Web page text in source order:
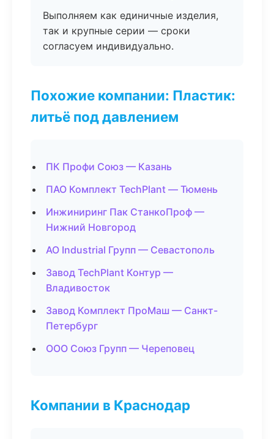
Выполняем как единичные изделия,
так и крупные серии — сроки
согласуем индивидуально.
Похожие компании: Пластик:
литьё под давлением
ПК Профи Союз — Казань
ПАО Комплект TechPlant — Тюмень
Инжиниринг Пак СтанкоПроф —
Нижний Новгород
АО Industrial Групп — Севастополь
Завод TechPlant Контур —
Владивосток
Завод Комплект ПроМаш — Санкт-
Петербург
ООО Союз Групп — Череповец
Компании в Краснодар